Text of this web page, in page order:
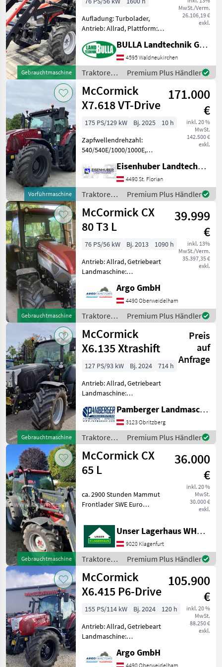
Gebrauchtmaschine
MwSt./Verm.
26.106,19 €
exkl.
Aufladung: Turbolader,
Antrieb: Allrad, Plattform:
+ 1600 h + Fronthubwerk +
2 Leitungen nach vorne +
höhenverstellbare
Anhängevorrichtun
BULLA Landtechnik GmbH
4595 Waldneukirchen
Traktoren /
McCormick
Premium Plus Händler
Vorführmaschine
McCormick
X7.618 VT-Drive
171.000
€
inkl. 20 %
MwSt.
142.500 €
exkl.
175 PS/129 kW Bj. 2025
10 h
Zapfwellendrehzahl:
540/540E/1000/1000E,
Anhängevorrichtung (mm):
38mm, Aufladung:
Turbolader mit
Ladeluftkühlung,
Höchstgeschwindigkeit in
km/h: 50 km/h, Ge
Eisenhuber Landtechnik GmbH
4490 St. Florian
Traktoren /
McCormick
Premium Plus Händler
Gebrauchtmaschine
McCormick CX
80 T3 L
39.999
€
inkl. 13%
MwSt./Verm.
35.397,35 €
exkl.
76 PS/56 kW Bj. 2013
1090 h
Antrieb: Allrad, Getriebeart
Landmaschine:
Kabine,
Zapfwellendrehzahl:
540/540E,
Höchstgeschwindigkeit in
km/h: 40 km/h, Aufladung:
Turbolader,
Argo GmbH
4490 Oberweidelham
Traktoren /
McCormick
Premium Plus Händler
Gebrauchtmaschine
McCormick
X6.135 Xtrashift
Preis
auf
Anfrage
127 PS/93 kW Bj. 2024
714 h
Antrieb: Allrad, Getriebeart
Landmaschine:
Plattform: Kabine,
Zapfwellendrehzahl:
540/540E/1000/1000E,
Höchstgeschwindigkeit in
km/h: 50 km/h, Aufladu
Pamberger Landmaschinentechnik GmbH
3123 Obritzberg
Traktoren /
McCormick
Premium Plus Händler
Gebrauchtmaschine
McCormick CX
65 L
36.000
€
inkl. 20 %
MwSt.
30.000 €
exkl.
ca. 2900 Stunden Mammut
Frontlader SWE Euro
Leitungen 2 DW
Steuergeräte Bereifung
420/70 R30 u. 360/70 R20
Informieren Sie sich bitte
vor Fahrt-A
Unser Lagerhaus WHG, Kärnten, Klagenfurt
9020 Klagenfurt
Traktoren /
McCormick
Premium Plus Händler
McCormick
X6.415 P6-Drive
105.900
€
inkl. 20 %
MwSt.
88.250 €
exkl.
155 PS/114 kW Bj. 2024
120 h
Antrieb: Allrad, Getriebeart
Landmaschine:
Plattform: Kabine,Argo GmbH
4490 Oberweidelham